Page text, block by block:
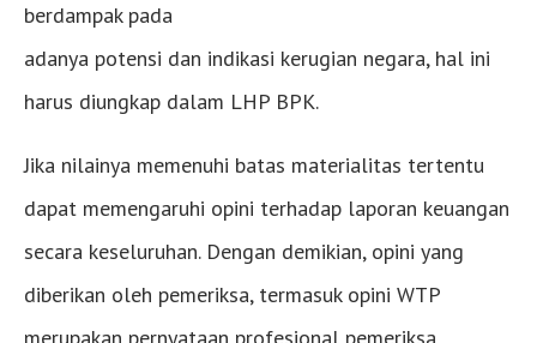
berdampak pada
adanya potensi dan indikasi kerugian negara, hal ini
harus diungkap dalam LHP BPK.
Jika nilainya memenuhi batas materialitas tertentu
dapat memengaruhi opini terhadap laporan keuangan
secara keseluruhan. Dengan demikian, opini yang
diberikan oleh pemeriksa, termasuk opini WTP